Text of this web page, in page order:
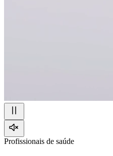
Profissionais de saúde